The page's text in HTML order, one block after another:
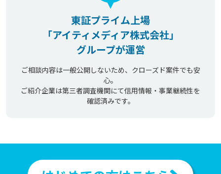
東証プライム上場
「アイティメディア株式会社」
グループが運営
ご相談内容は一般公開しないため、クローズド案件でも安
心。
ご紹介企業は第三者調査機関にて信用情報・事業継続性を
確認済みです。